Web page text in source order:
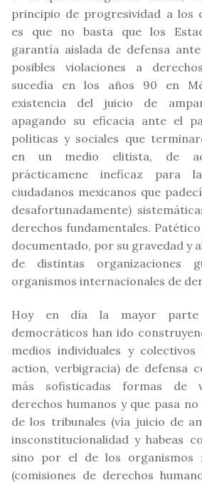
principio de progresividad a los
es que no basta que los
garantía aislada de defensa
posibles violaciones a
sucedía en los años 90 en
existencia del juicio de
apagando su eficacia ante el
políticas y sociales que
en un medio elitista, de
prácticamene ineficaz para
ciudadanos mexicanos que
desafortunadamente)
derechos fundamentales.
documentado, por su gravedad y
de distintas organizaciones
organismos internacionales de
Hoy en día la mayor parte
democráticos han ido
medios individuales y colectivos
action, verbigracia) de defensa
más sofisticadas formas de
derechos humanos y que pasa
de los tribunales (vía juicio de
insconstitucionalidad y habeas
sino por el de los organismos
(comisiones de derechos